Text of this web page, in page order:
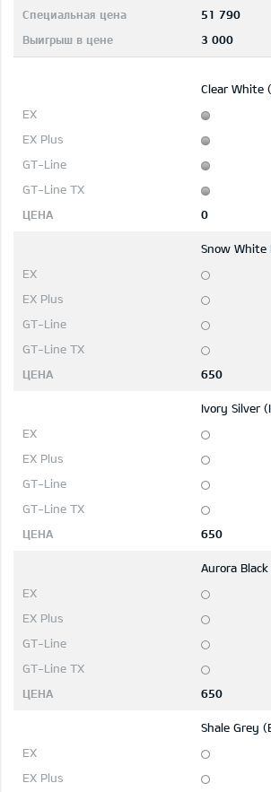
51 790
3 000
Clear White
0
Snow White
650
Ivory Silver
650
Aurora Black
650
Shale Grey